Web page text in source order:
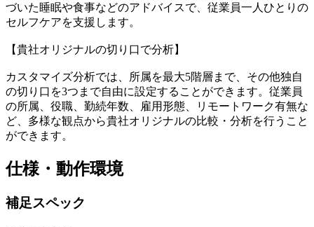
づいた睡眠や食事などのアドバイスで、従業員一人ひとりの
セルフケアを支援します。
【貴社オリジナルの切り口で分析】
カスタマイズ分析では、所属を最大5階層まで、その他独自
の切り口を3つまで自由に設定することができます。従業員
の所属、役職、勤続年数、雇用形態、リモートワーク有無な
ど、多様な観点から貴社オリジナルの比較・分析を行うこと
ができます。
仕様・動作環境
補足スペック